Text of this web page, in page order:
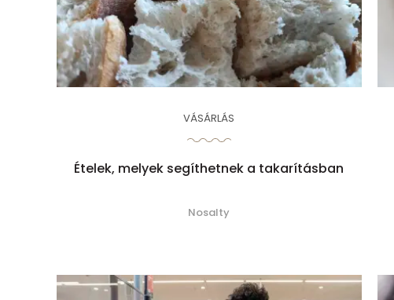
VÁSÁRLÁS
Ételek, melyek segíthetnek a takarításban
Nosalty